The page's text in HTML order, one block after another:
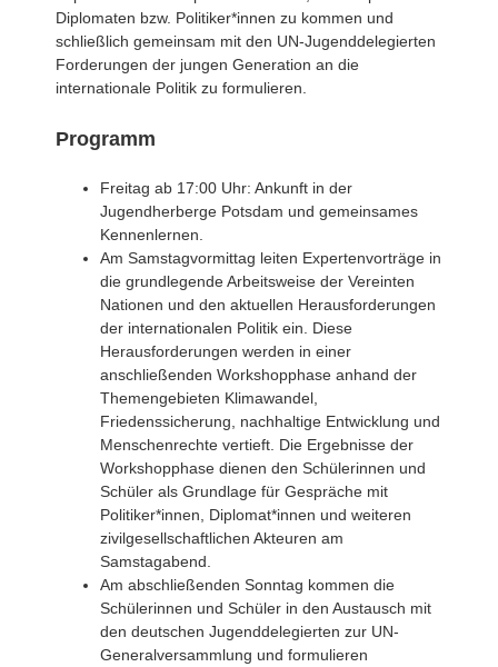
Diplomaten bzw. Politiker*innen zu kommen und
schließlich gemeinsam mit den UN-Jugenddelegierten
Forderungen der jungen Generation an die
internationale Politik zu formulieren.
Programm
Freitag ab 17:00 Uhr: Ankunft in der
Jugendherberge Potsdam und gemeinsames
Kennenlernen.
Am Samstagvormittag leiten Expertenvorträge in
die grundlegende Arbeitsweise der Vereinten
Nationen und den aktuellen Herausforderungen
der internationalen Politik ein. Diese
Herausforderungen werden in einer
anschließenden Workshopphase anhand der
Themengebieten Klimawandel,
Friedenssicherung, nachhaltige Entwicklung und
Menschenrechte vertieft. Die Ergebnisse der
Workshopphase dienen den Schülerinnen und
Schüler als Grundlage für Gespräche mit
Politiker*innen, Diplomat*innen und weiteren
zivilgesellschaftlichen Akteuren am
Samstagabend.
Am abschließenden Sonntag kommen die
Schülerinnen und Schüler in den Austausch mit
den deutschen Jugenddelegierten zur UN-
Generalversammlung und formulieren